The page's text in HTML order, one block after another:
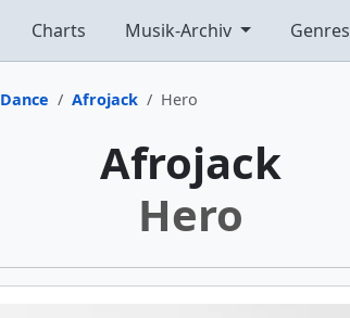
Charts Musik-Archiv Genres
Dance Afrojack Hero
Afrojack
Hero